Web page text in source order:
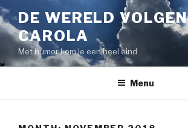
Skip
to
content
DE WERELD
CAROLA
Met humor kom je een heel eind
Menu